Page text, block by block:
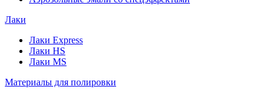
Лаки
Лаки Express
Лаки HS
Лаки MS
Материалы для полировки